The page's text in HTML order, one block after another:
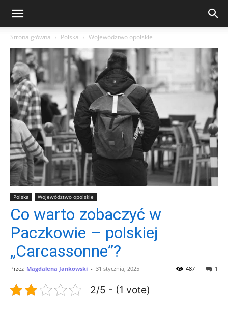
Strona główna Polska Województwo opolskie
Polska Województwo opolskie
Co warto zobaczyć w
Paczkowie – polskiej
„Carcassonne”?
Przez Magdalena Jankowski - 31 stycznia, 2025 1
487
2/5 - (1 vote)